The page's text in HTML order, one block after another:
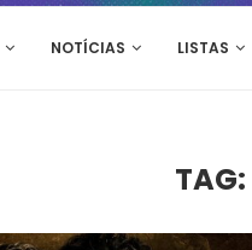
NOTÍCIAS LISTAS
TAG: